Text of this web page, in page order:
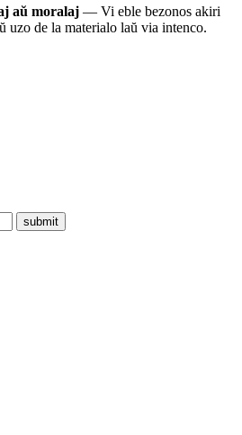
aŭ moralaj — Vi eble bezonos akiri
uzo de la materialo laŭ via intenco.
submit